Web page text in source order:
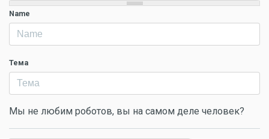
Name
Тема
Мы не любим роботов, вы на самом деле человек?